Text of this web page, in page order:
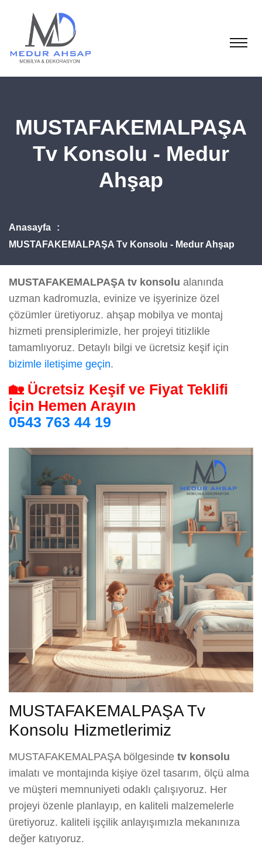
MUSTAFAKEMALPAŞA
Tv Konsolu - Medur
Ahşap
Anasayfa
MUSTAFAKEMALPAŞA Tv Konsolu - Medur Ahşap
MUSTAFAKEMALPAŞA tv konsolu alanında
uzman kadromuzla, evinize ve işyerinize özel
çözümler üretiyoruz. ahşap mobilya ve montaj
hizmeti prensiplerimizle, her projeyi titizlikle
tamamlıyoruz. Detaylı bilgi ve ücretsiz keşif için
bizimle iletişime geçin.
🏡 Ücretsiz Keşif ve Fiyat Teklifi
İçin Hemen Arayın
0543 763 44 19
MUSTAFAKEMALPAŞA Tv
Konsolu Hizmetlerimiz
MUSTAFAKEMALPAŞA bölgesinde tv konsolu
imalatı ve montajında kişiye özel tasarım, ölçü alma
ve müşteri memnuniyeti odaklı çalışıyoruz. Her
projeyi özenle planlayıp, en kaliteli malzemelerle
üretiyoruz. kaliteli işçilik anlayışımızla mekanınıza
değer katıyoruz.